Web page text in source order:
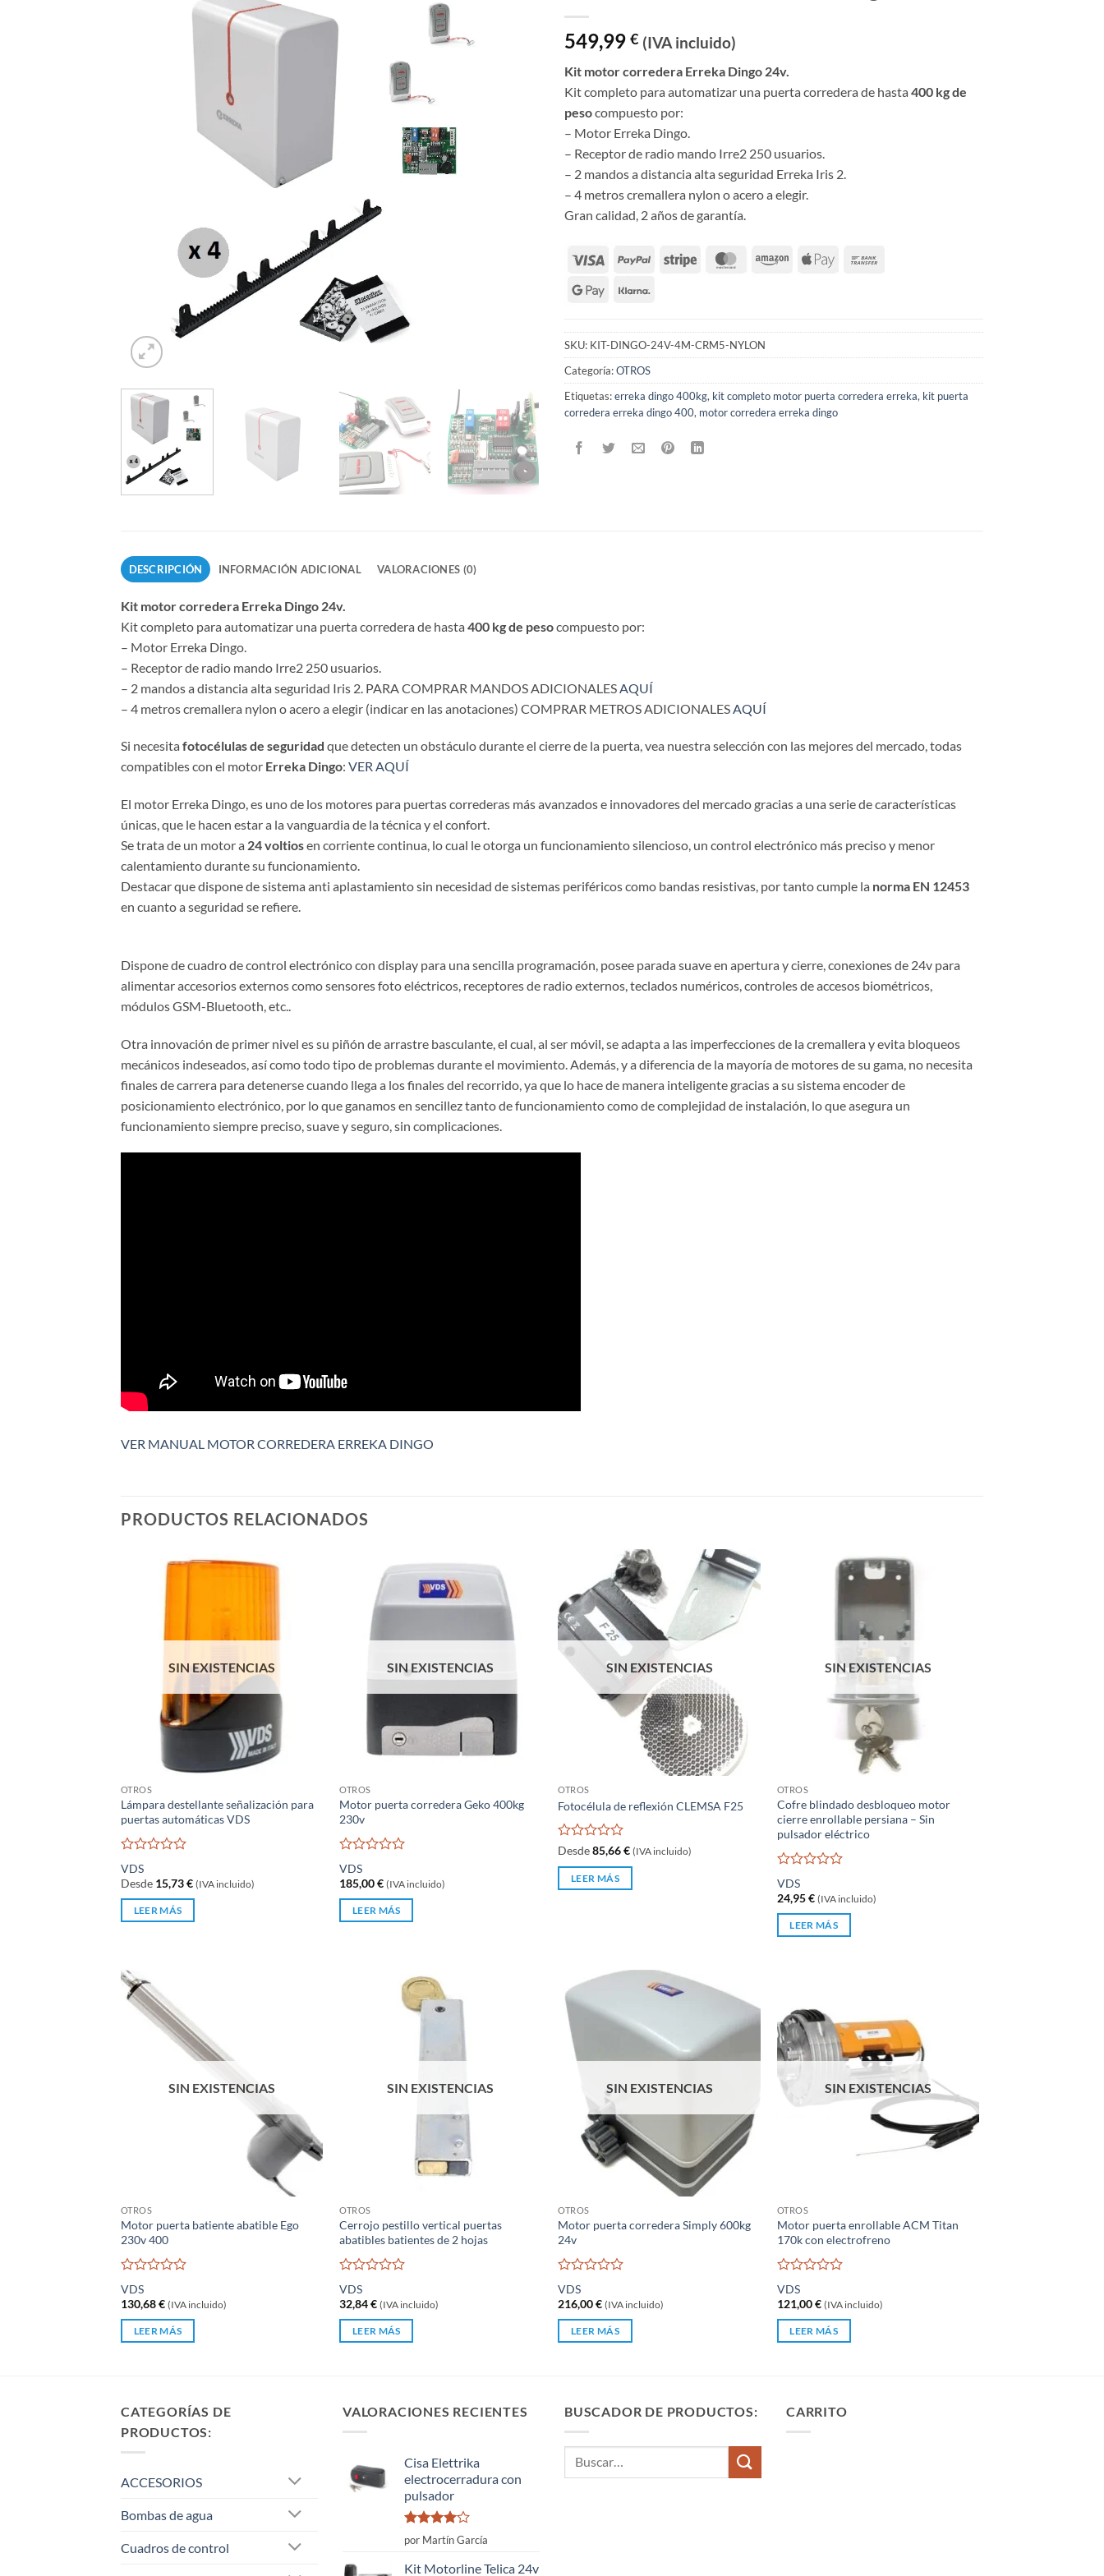
549,99 € (IVA incluido)
Kit motor corredera Erreka Dingo 24v.
Kit completo para automatizar una puerta corredera de hasta 400 kg de
pesocompuesto por:
– Motor Erreka Dingo.
– Receptor de radio mando Irre2 250 usuarios.
– 2 mandos a distancia alta seguridad Erreka Iris 2.
– 4 metros cremallera nylon o acero a elegir.
Gran calidad, 2 años de garantía.
SKU: KIT-DINGO-24V-4M-CRM5-NYLON
Categoría:OTROS
Etiquetas:erreka dingo 400kg, kit completo motor puerta corredera erreka, kit puerta
corredera erreka dingo 400, motor corredera erreka dingo
DESCRIPCIÓN INFORMACIÓN ADICIONAL VALORACIONES (0)
Kit motor corredera Erreka Dingo 24v.
Kit completo para automatizar una puerta corredera de hasta 400 kg de pesocompuesto por:
– Motor Erreka Dingo.
– Receptor de radio mando Irre2 250 usuarios.
– 2 mandos a distancia alta seguridad Iris 2. PARA COMPRAR MANDOS ADICIONALES AQUÍ
– 4 metros cremallera nylon o acero a elegir (indicar en las anotaciones) COMPRAR METROS ADICIONALES AQUÍ
Si necesita fotocélulas de seguridad que detecten un obstáculo durante el cierre de la puerta, vea nuestra selección con las mejores del mercado, todas
compatibles con el motor Erreka Dingo: VER AQUÍ
El motor Erreka Dingo, es uno de los motores para puertas correderas más avanzados e innovadores del mercado gracias a una serie de características
únicas, que le hacen estar a la vanguardia de la técnica y el confort.
Se trata de un motor a 24 voltiosen corriente continua, lo cual le otorga un funcionamiento silencioso, un control electrónico más preciso y menor
calentamiento durante su funcionamiento.
Destacar que dispone de sistema anti aplastamiento sin necesidad de sistemas periféricos como bandas resistivas, por tanto cumple la norma EN 12453
en cuanto a seguridad se refiere.
Dispone de cuadro de control electrónico con display para una sencilla programación, posee parada suave en apertura y cierre, conexiones de 24v para
alimentar accesorios externos como sensores foto eléctricos, receptores de radio externos, teclados numéricos, controles de accesos biométricos,
módulos GSM-Bluetooth, etc..
Otra innovación de primer nivel es su piñón de arrastre basculante, el cual, al ser móvil, se adapta a las imperfecciones de la cremallera y evita bloqueos
mecánicos indeseados, así como todo tipo de problemas durante el movimiento. Además, y a diferencia de la mayoría de motores de su gama, no necesita
finales de carrera para detenerse cuando llega a los finales del recorrido, ya que lo hace de manera inteligente gracias a su sistema encoder de
posicionamiento electrónico, por lo que ganamos en sencillez tanto de funcionamiento como de complejidad de instalación, lo que asegura un
funcionamiento siempre preciso, suave y seguro, sin complicaciones.
VER MANUAL MOTOR CORREDERA ERREKA DINGO
PRODUCTOS RELACIONADOS
SIN EXISTENCIAS
OTROS
Lámpara destellante señalización para
puertas automáticas VDS
Valorado
con
0
de
VDS
Desde 15,73€ (IVA incluido)
LEER MÁS
SIN EXISTENCIAS
OTROS
Motor puerta corredera Geko 400kg
230v
Valorado
con
0
de
VDS
185,00€ (IVA incluido)
LEER MÁS
SIN EXISTENCIAS
OTROS
Fotocélula de reflexión CLEMSA F25
Valorado
de
Desde85,66€ (IVA incluido)
LEER MÁS
SIN EXISTENCIAS
OTROS
Cofre blindado desbloqueo motor
cierre enrollable persiana – Sin
pulsador eléctrico
Valorado
con
0
de
VDS
24,95€ (IVA incluido)
LEER MÁS
SIN EXISTENCIAS
OTROS
Motor puerta batiente abatible Ego
230v 400
Valorado
con
0
de
VDS
130,68€ (IVA incluido)
LEER MÁS
SIN EXISTENCIAS
OTROS
Cerrojo pestillo vertical puertas
abatibles batientes de 2 hojas
Valorado
con
0
de
VDS
32,84€ (IVA incluido)
LEER MÁS
SIN EXISTENCIAS
OTROS
Motor puerta corredera Simply 600kg
24v
Valorado
con
0
de
VDS
216,00€ (IVA incluido)
LEER MÁS
SIN EXISTENCIAS
OTROS
Motor puerta enrollable ACM Titan
170k con electrofreno
Valorado
con
0
de
VDS
121,00€ (IVA incluido)
LEER MÁS
CATEGORÍAS DE
PRODUCTOS:
ACCESORIOS
Bombas de agua
Cuadros de control
VALORACIONES RECIENTES
Cisa Elettrika
electrocerradura con
pulsador
Valorado
con
5
por Martín García
Kit Motorline Telica 24v
BUSCADOR DE PRODUCTOS:
Buscar
CARRITO